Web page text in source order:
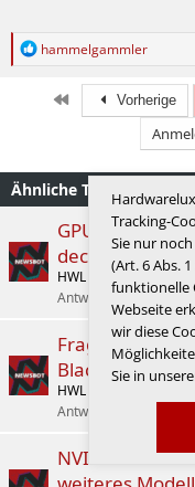
R
n
e
n
hammelgammler
Erste Vorherige
Ähnliche Themen
GPU-Hotspot
deckt
HWL News Bot
Antworten 63
Fragwürdiges
Blackwell"
HWL News Bot
Antworten
NVIDIA RTX
Tracking-
Sie nur
(Art. 6 Abs.
funktionelle
Webseite
wir diese
Sie in